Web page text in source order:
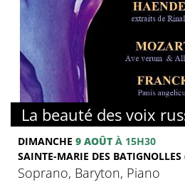
La beauté des voix
DIMANCHE 9 AOÛT À 15H30
SAINTE-MARIE DES
Soprano, Baryton, Piano